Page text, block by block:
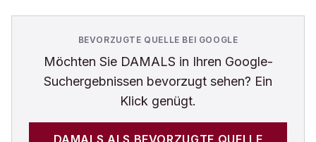
BEVORZUGTE QUELLE BEI GOOGLE
Möchten Sie DAMALS in Ihren Google-
Suchergebnissen bevorzugt sehen? Ein
Klick genügt.
DAMALS ALS BEVORZUGTE QUELLE